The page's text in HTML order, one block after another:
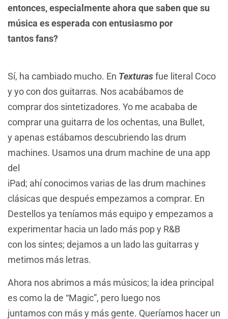
entonces, especialmente ahora que saben que su
música es esperada con entusiasmo por
tantos fans?
Sí, ha cambiado mucho. En Texturasfue literal Coco
y yo con dos guitarras. Nos acabábamos de
comprar dos sintetizadores. Yo me acababa de
comprar una guitarra de los ochentas, una Bullet,
y apenas estábamos descubriendo las drum
machines. Usamos una drum machine de una app
del
iPad; ahí conocimos varias de las drum machines
clásicas que después empezamos a comprar. En
Destellos ya teníamos más equipo y empezamos a
experimentar hacia un lado más pop y R&B
con los sintes; dejamos a un lado las guitarras y
metimos más letras.
Ahora nos abrimos a más músicos; la idea principal
es como la de “Magic”, pero luego nos
juntamos con más y más gente. Queríamos hacer un